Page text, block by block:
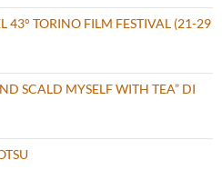
43° TORINO FILM FESTIVAL (21-29
SCALD MYSELF WITH TEA” DI